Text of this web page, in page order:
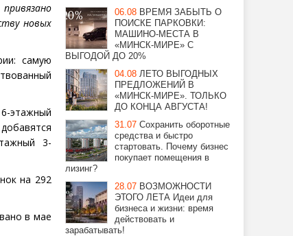
новых
самую
этажный
3-
на 292
в мае
06.08 ВРЕМЯ ЗАБЫТЬ О
ПОИСКЕ ПАРКОВКИ:
МАШИНО-МЕСТА В
«МИНСК-МИРЕ» С
ВЫГОДОЙ ДО 20%
04.08 ЛЕТО ВЫГОДНЫХ
ПРЕДЛОЖЕНИЙ В
«МИНСК-МИРЕ». ТОЛЬКО
ДО КОНЦА АВГУСТА!
31.07 Сохранить оборотные
средства и быстро
стартовать. Почему бизнес
покупает помещения в
лизинг?
28.07 ВОЗМОЖНОСТИ
ЭТОГО ЛЕТА Идеи для
бизнеса и жизни: время
действовать и
зарабатывать!